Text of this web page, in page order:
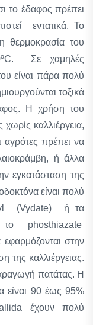
το έδαφος πρέπει
εντατικά. Το
θερμοκρασία του
Σε χαμηλές
είναι πάρα πολύ
τοξικά
Η χρήση του
καλλιέργεια,
αγρότες πρέπει να
ή άλλα
εγκατάσταση της
είναι πολύ
(Vydate) ή τα
phosthiazate
στην
της καλλιέργειας.
πατάτας. Η
είναι 90 έως 95%
έχουν πολύ